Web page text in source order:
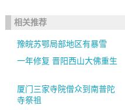
相关推荐
豫皖苏鄂局部地区有暴雪
一年修复 晋阳西山大佛重生
厦门三家寺院僧众到南普陀
寺祭祖